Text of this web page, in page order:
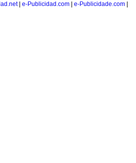
| e-Publicidad.com e-Publicidade.com